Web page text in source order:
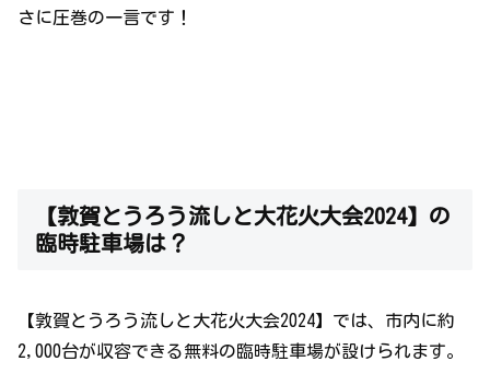
さに圧巻の一言です！
【敦賀とうろう流しと大花火大会2024】の
臨時駐車場は？
【敦賀とうろう流しと大花火大会2024】では、市内に約
2,000台が収容できる無料の臨時駐車場が設けられます。